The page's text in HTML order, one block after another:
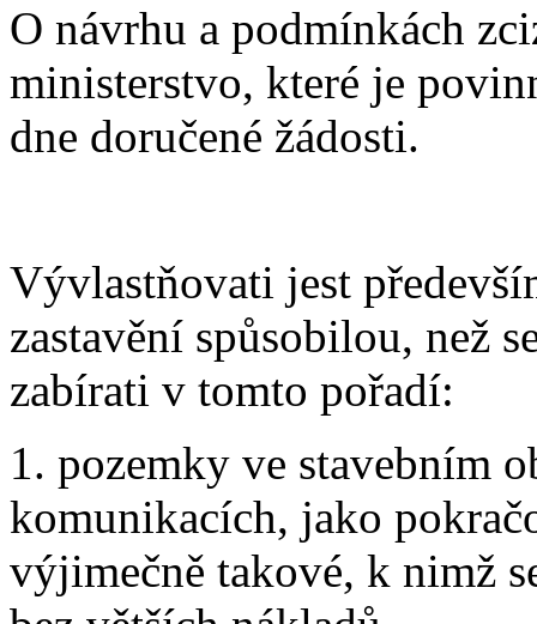
O návrhu a podmínkách
ministerstvo, které je
dne doručené žádosti.
Vývlastňovati jest
zastavění spůsobilou, než
zabírati v tomto pořadí:
1. pozemky ve stavebním
komunikacích, jako
výjimečně takové, k nimž